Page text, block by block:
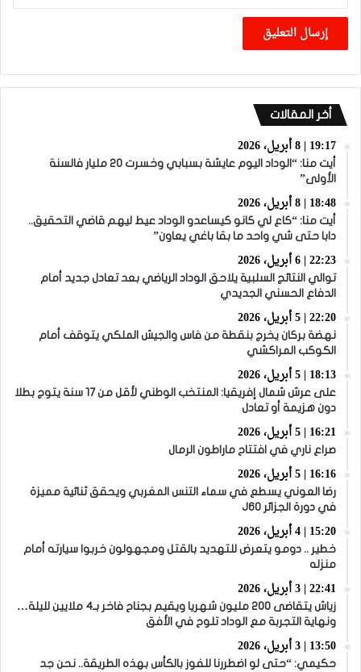
أخر المقالات
19:17 | 8 أبريل، 2026
أيت منا: “الوداد اليوم عايشة بسبابي وخسرت 20 مليار فالسنة
الأولى”
18:48 | 8 أبريل، 2026
أيت منا: “كاع لي كانو كيساعدو الوداد عيط ليهم قاضي التحقيق..
دابا حتى شي واحد ما بقا باغي يعاون”
22:23 | 6 أبريل، 2026
توالي النتائج السلبية يلاحق الوداد الرياضي بعد تعادل جديد أمام
الدفاع الحسني الجديدي
22:20 | 5 أبريل، 2026
نهضة بركان يخرج بنقطة من فاس والجيش الملكي يتوقف أمام
الكوكب المراكشي
18:13 | 5 أبريل، 2026
على عرش شمال إفريقيا: المنتخب الوطني لأقل من 17 سنة يتوج بطلا
دون هزيمة أو تعادل
16:21 | 5 أبريل، 2026
صراع ناري في افتتاح ماراطون الرمال
16:16 | 5 أبريل، 2026
رضا العوني يسطع في سماء التنس المغربي ويحقق ثنائية مميزة
في دورة الجزائر J60
15:20 | 4 أبريل، 2026
خطير .. دومو يتعرض للتهديد بالقتل ومجهولون خربوا سيارته أمام
منزله
22:41 | 3 أبريل، 2026
زياش يتقاضى 200 مليون شهريا ويقيم بجناح فاخر بـ4 ملايين لليلة…
ونهاية التجربة مع الوداد تلوح في الأفق
13:50 | 3 أبريل، 2026
حكيمي: “حتى لو اضطررنا للفوز بالكأس بهذه الطريقة.. نحن جد